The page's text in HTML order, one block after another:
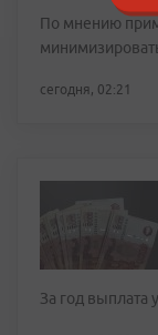
По мнению
сегодня, 02:21
За год выплата